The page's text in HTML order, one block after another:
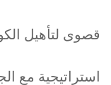
قصوى لتأهيل